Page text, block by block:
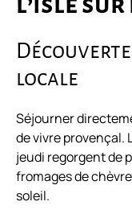
locale
Séjourner
de vivre provençal.
jeudi regorgent de
fromages de
soleil.